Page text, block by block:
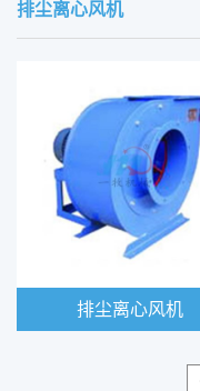
排尘离心风机
排尘离心风机